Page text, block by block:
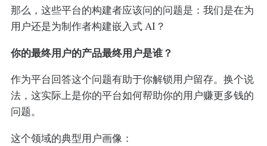
那么，这些平台的构建者应该问的问题是：我们是在为
用户还是为制作者构建嵌入式 AI？
你的最终用户的产品最终用户是谁？
作为平台回答这个问题有助于你解锁用户留存。换个说
法，这实际上是你的平台如何帮助你的用户赚更多钱的
问题。
这个领域的典型用户画像：